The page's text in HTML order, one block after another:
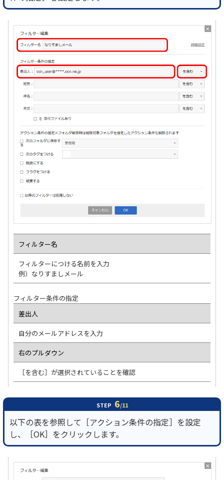
フィルター名
フィルターにつける名前を入力
例）なりすましメール
フィルター条件の指定
差出人
自分のメールアドレスを入力
右のプルダウン
［を含む］が選択されていることを確認
STEP 6/11
以下の表を参照して［アクション条件の指定］を設定
し、［OK］をクリックします。